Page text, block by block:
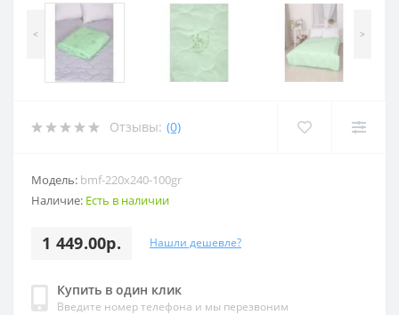
< >
Отзывы: (0)
Модель: bmf-220x240-100gr
Наличие: Есть в наличии
1 449.00р. Нашли дешевле?
Купить в один клик
Введите номер телефона и мы перезвоним